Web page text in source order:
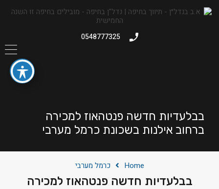
0548777325
בבלעדיות חדשה פנטהאוז למכירה
ברחוב אילנות בשכונת כרמל מערבי
Home כרמל מערבי
בבלעדיות חדשה פנטהאוז למכירה